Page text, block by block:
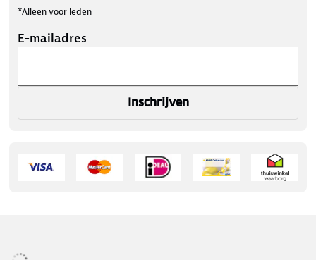
*Alleen voor leden
E-mailadres
Inschrijven